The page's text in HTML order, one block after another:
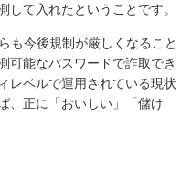
して入れたということです。
も今後規制が厳しくなること
可能なパスワードで詐取でき
レベルで運用されている現状
、正に「おいしい」「儲け